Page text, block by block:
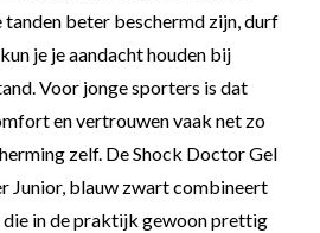
tanden beter beschermd zijn, durf
je je aandacht houden bij
Voor jonge sporters is dat
en vertrouwen vaak net zo
zelf. De Shock Doctor Gel
Junior, blauw zwart combineert
die in de praktijk gewoon prettig